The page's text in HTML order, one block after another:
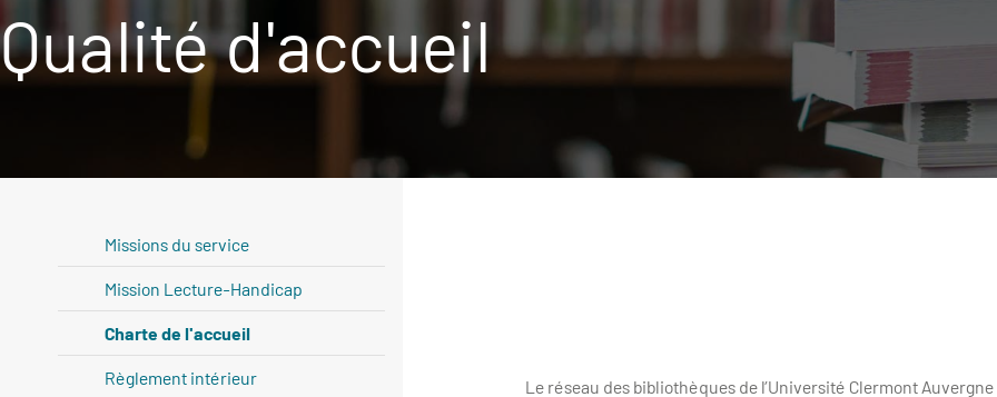
Qualité d'accueil
Le réseau des bibliothèques de l’Université Clermont Auvergne
Missions du service
Mission Lecture-Handicap
Charte de l'accueil
Règlement intérieur